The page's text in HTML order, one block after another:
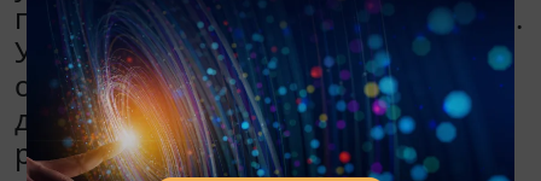
присоединяемого ООО - 10 000 руб.
У общества, к которому
осуществляется присоединение,
доля в уставном капитале в
размере 35% (16 800 руб.) в связи с